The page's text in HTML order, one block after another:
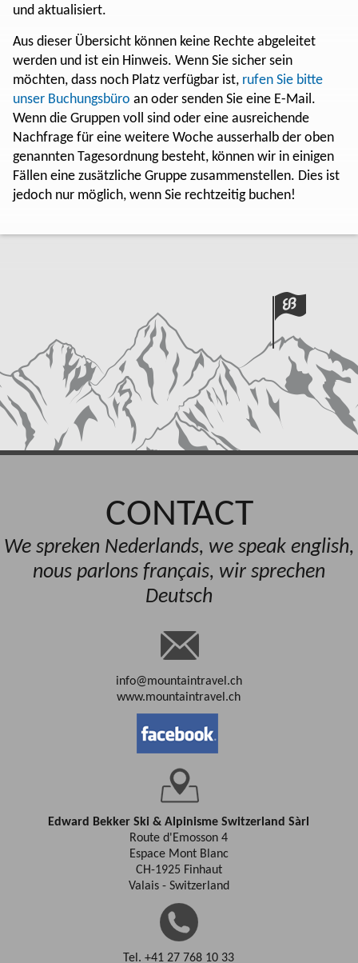
und aktualisiert.
Aus dieser Übersicht können keine Rechte abgeleitet
werden und ist ein Hinweis. Wenn Sie sicher sein
möchten, dass noch Platz verfügbar ist, rufen Sie bitte
unser Buchungsbüro an oder senden Sie eine E-Mail.
Wenn die Gruppen voll sind oder eine ausreichende
Nachfrage für eine weitere Woche ausserhalb der oben
genannten Tagesordnung besteht, können wir in einigen
Fällen eine zusätzliche Gruppe zusammenstellen. Dies ist
jedoch nur möglich, wenn Sie rechtzeitig buchen!
CONTACT
We spreken Nederlands, we speak english,
nous parlons français, wir sprechen
Deutsch
info@mountaintravel.ch
www.mountaintravel.ch
Edward Bekker Ski & Alpinisme Switzerland Sàrl
Route d'Emosson 4
Espace Mont Blanc
CH-1925 Finhaut
Valais - Switzerland
Tel. +41 27 768 10 33